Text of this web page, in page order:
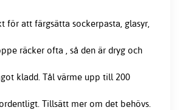
för att färgsätta sockerpasta, glasyr,
räcker ofta , så den är dryg och
kladd. Tål värme upp till 200
Tillsätt mer om det behövs.